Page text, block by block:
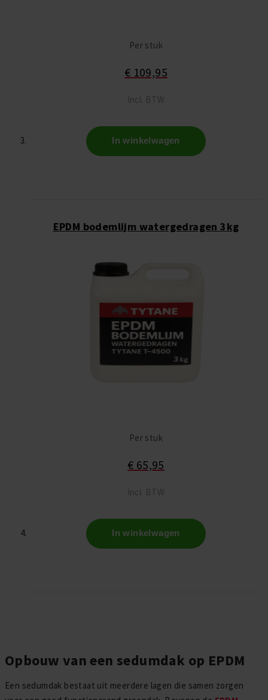
Per stuk
€ 109,95
Incl. BTW
In winkelwagen
EPDM bodemlijm watergedragen 3kg
Per stuk
€ 65,95
Incl. BTW
In winkelwagen
Opbouw van een sedumdak op EPDM
Een sedumdak bestaat uit meerdere lagen die samen zorgen